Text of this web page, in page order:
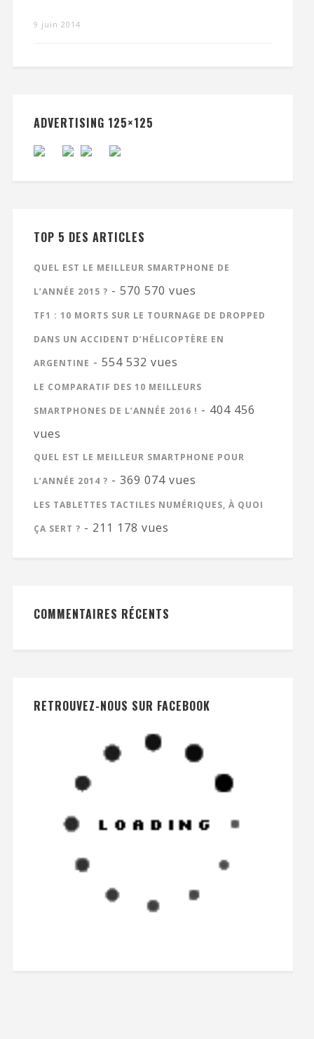
9 juin 2014
ADVERTISING 125×125
TOP 5 DES ARTICLES
QUEL EST LE MEILLEUR SMARTPHONE DE
L’ANNÉE 2015 ? - 570 570 vues
TF1 : 10 MORTS SUR LE TOURNAGE DE DROPPED
DANS UN ACCIDENT D’HÉLICOPTÈRE EN
ARGENTINE - 554 532 vues
LE COMPARATIF DES 10 MEILLEURS
SMARTPHONES DE L’ANNÉE 2016 ! - 404 456
vues
QUEL EST LE MEILLEUR SMARTPHONE POUR
L’ANNÉE 2014 ? - 369 074 vues
LES TABLETTES TACTILES NUMÉRIQUES, À QUOI
ÇA SERT ? - 211 178 vues
COMMENTAIRES RÉCENTS
RETROUVEZ-NOUS SUR FACEBOOK